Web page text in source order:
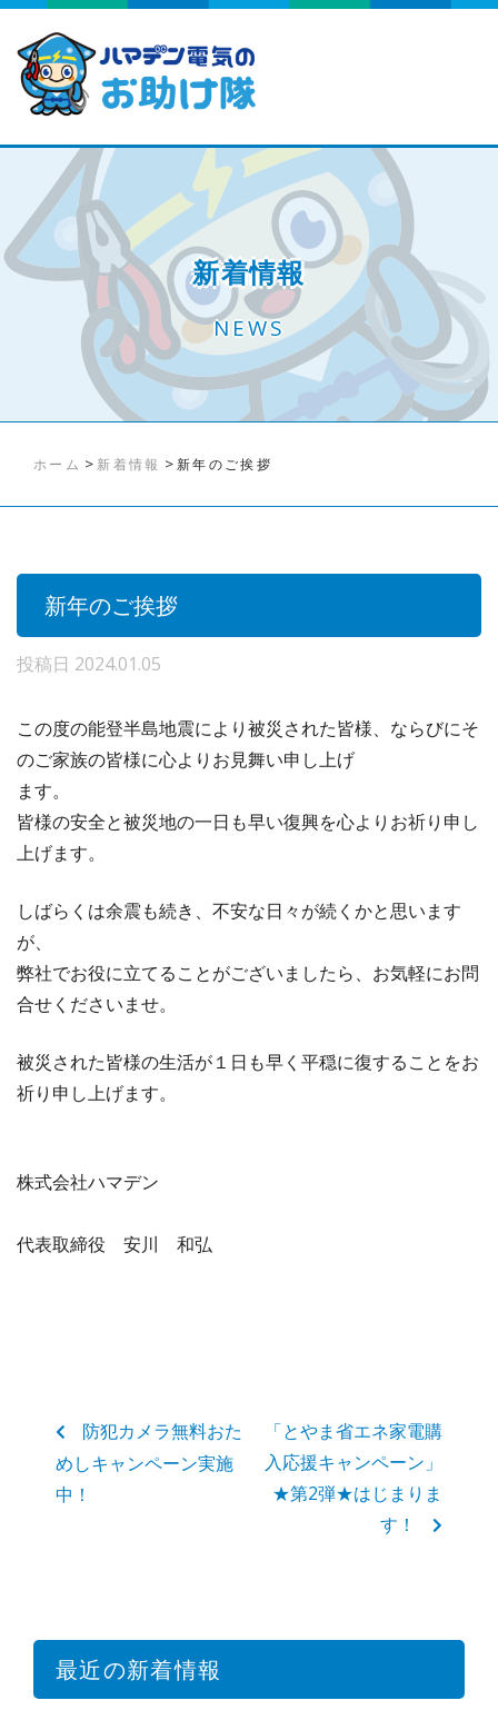
新着情報
NEWS
ホーム > 新着情報 >新年のご挨拶
新年のご挨拶
投稿日 2024.01.05
この度の能登半島地震により被災された皆様、ならびにそ
のご家族の皆様に心よりお見舞い申し上げ
ます。
皆様の安全と被災地の一日も早い復興を心よりお祈り申し
上げます。
しばらくは余震も続き、不安な日々が続くかと思います
が、
弊社でお役に立てることがございましたら、お気軽にお問
合せくださいませ。
被災された皆様の生活が１日も早く平穏に復することをお
祈り申し上げます。
株式会社ハマデン
代表取締役 安川 和弘
防犯カメラ無料おた
めしキャンペーン実施
中！
「とやま省エネ家電購
入応援キャンペーン」
★第2弾★はじまりま
す！
最近の新着情報